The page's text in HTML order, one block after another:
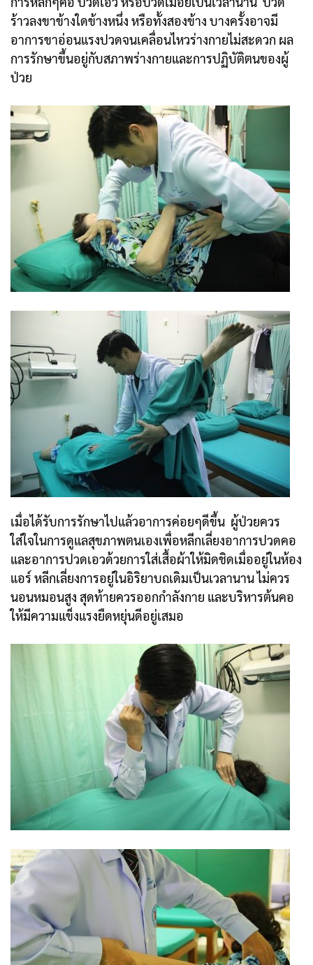
ร้าวลงขาข้างใดข้างหนึ่ง หรือทั้งสองข้าง บางครั้งอาจมี
อาการขาอ่อนแรงปวดจนเคลื่อนไหวร่างกายไม่สะดวก ผล
การรักษาขึ้นอยู่กับสภาพร่างกายและการปฏิบัติตนของผู้
ป่วย
เมื่อได้รับการรักษาไปแล้วอาการค่อยๆดีขึ้น ผู้ป่วยควร
ใส่ใจในการดูแลสุขภาพตนเองเพื่อหลีกเลี่ยงอาการปวดคอ
และอาการปวดเอวด้วยการใส่เสื้อผ้าให้มิดชิดเมื่ออยู่ในห้อง
แอร์ หลีกเลี่ยงการอยู่ในอิริยาบถเดิมเป็นเวลานาน ไม่ควร
นอนหมอนสูง สุดท้ายควรออกกำลังกาย และบริหารต้นคอ
ให้มีความแข็งแรงยืดหยุ่นดีอยู่เสมอ